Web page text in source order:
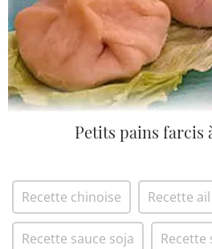
Petits pains farcis
Recette chinoise Recette ail
Recette sauce soja Recette